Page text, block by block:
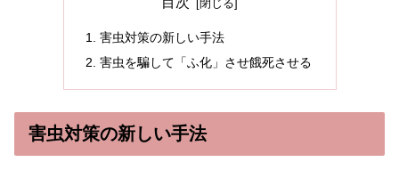
害虫対策の新しい手法
害虫を騙して「ふ化」させ餓死させる
害虫対策の新しい手法